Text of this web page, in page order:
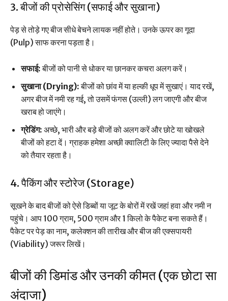
3. बीजों की प्रोसेसिंग (सफाई और सुखाना)
पेड़ से तोड़े गए बीज सीधे बेचने लायक नहीं होते। उनके ऊपर का गूदा
(Pulp) साफ करना पड़ता है।
सफाई:बीजों को पानी से धोकर या छानकर कचरा अलग करें।
सुखाना (Drying):बीजों को छांव में या हल्की धूप में सुखाएं। याद रखें,
अगर बीज में नमी रह गई, तो उसमें फंगस (उल्ली) लग जाएगी और बीज
खराब हो जाएंगे।
ग्रेडिंग: अच्छे, भारी और बड़े बीजों को अलग करें और छोटे या खोखले
बीजों को हटा दें। ग्राहक हमेशा अच्छी क्वालिटी के लिए ज्यादा पैसे देने
को तैयार रहता है।
4. पैकिंग और स्टोरेज (Storage)
सूखने के बाद बीजों को ऐसे डिब्बों या जूट के बोरों में रखें जहां हवा और नमी न
पहुंचे। आप 100 ग्राम, 500 ग्राम और 1 किलो के पैकेट बना सकते हैं।
पैकेट पर पेड़ का नाम, कलेक्शन की तारीख और बीज की एक्सपायरी
(Viability) जरूर लिखें।
बीजों की डिमांड और उनकी कीमत (एक छोटा सा
अंदाजा)